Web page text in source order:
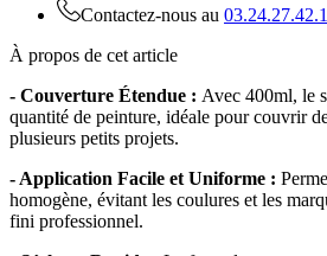
Contactez-nous au
À propos de cet article
- Couverture Étendue : Avec 400ml, le
quantité de peinture, idéale pour couvrir
plusieurs petits projets.
- Application Facile et Uniforme :
homogène, évitant les coulures et les
fini professionnel.